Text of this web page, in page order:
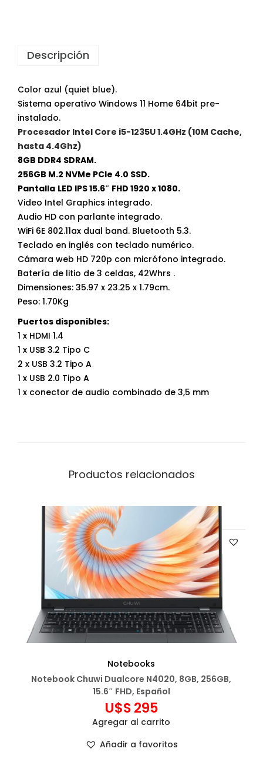
Descripción
Color azul (quiet blue).
Sistema operativo Windows 11 Home 64bit pre-
instalado.
Procesador Intel Core i5-1235U 1.4GHz (10M Cache,
hasta 4.4Ghz)
8GB DDR4 SDRAM.
256GB M.2 NVMe PCIe 4.0 SSD.
Pantalla LED IPS 15.6″ FHD 1920 x 1080.
Video Intel Graphics integrado.
Audio HD con parlante integrado.
WiFi 6E 802.11ax dual band. Bluetooth 5.3.
Teclado en inglés con teclado numérico.
Cámara web HD 720p con micrófono integrado.
Batería de litio de 3 celdas, 42Whrs .
Dimensiones: 35.97 x 23.25 x 1.79cm.
Peso: 1.70Kg
Puertos disponibles:
1 x HDMI 1.4
1 x USB 3.2 Tipo C
2 x USB 3.2 Tipo A
1 x USB 2.0 Tipo A
1 x conector de audio combinado de 3,5 mm
Productos relacionados
Notebooks
Notebook Chuwi Dualcore N4020, 8GB, 256GB,
15.6″ FHD, Español
U$S295
Agregar al carrito
Añadir a favoritos